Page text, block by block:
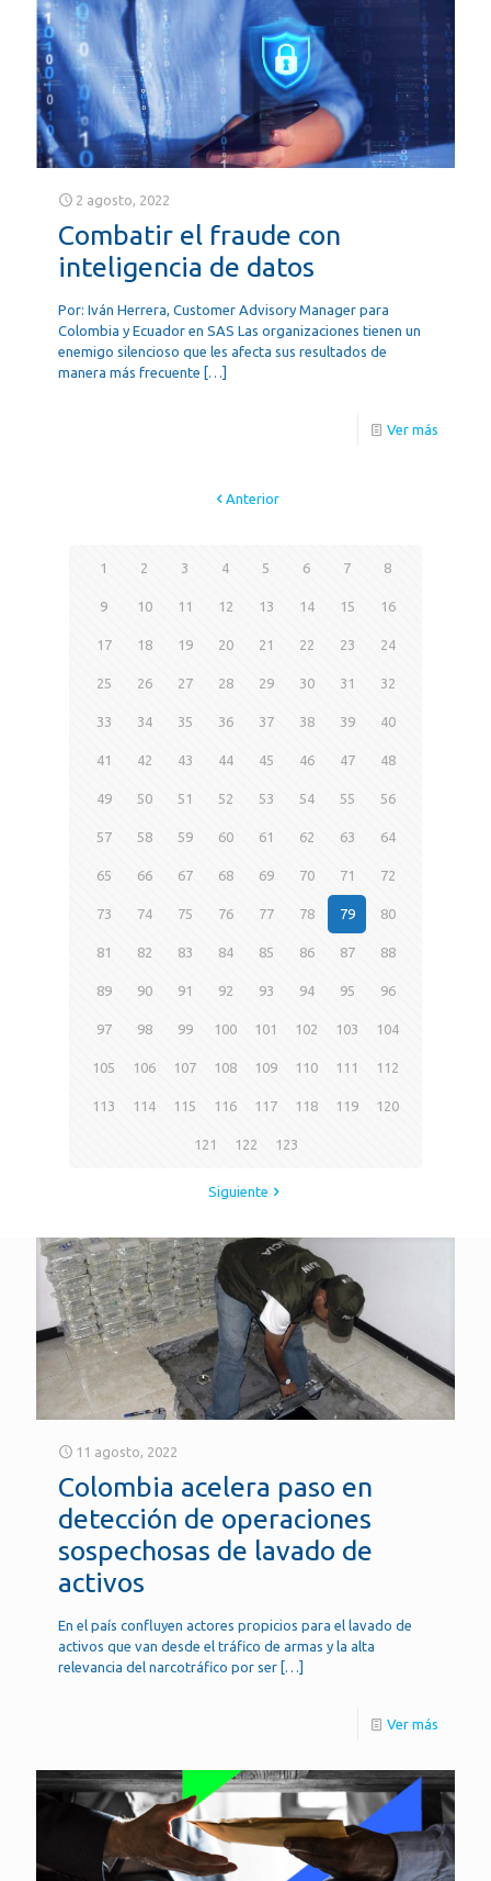
2 agosto, 2022
Combatir el fraude con
inteligencia de datos
Por: Iván Herrera, Customer Advisory Manager para
Colombia y Ecuador en SAS Las organizaciones tienen un
enemigo silencioso que les afecta sus resultados de
manera más frecuente […]
Ver más
Anterior
1 2 3 4 5 6 7 8
9 10 11 12 13 14 15 16
17 18 19 20 21 22 23 24
25 26 27 28 29 30 31 32
33 34 35 36 37 38 39 40
41 42 43 44 45 46 47 48
49 50 51 52 53 54 55 56
57 58 59 60 61 62 63 64
65 66 67 68 69 70 71 72
73 74 75 76 77 78 79 80
81 82 83 84 85 86 87 88
89 90 91 92 93 94 95 96
97 98 99 100 101 102 103 104
105 106 107 108 109 110 111 112
113 114 115 116 117 118 119 120
121 122 123
Siguiente
11 agosto, 2022
Colombia acelera paso en
detección de operaciones
sospechosas de lavado de
activos
En el país confluyen actores propicios para el lavado de
activos que van desde el tráfico de armas y la alta
relevancia del narcotráfico por ser […]
Ver más